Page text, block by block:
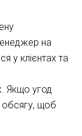
на
у клієнтах та
Якщо угод
обсягу, щоб